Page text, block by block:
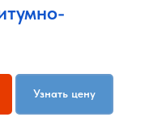
Узнать цену